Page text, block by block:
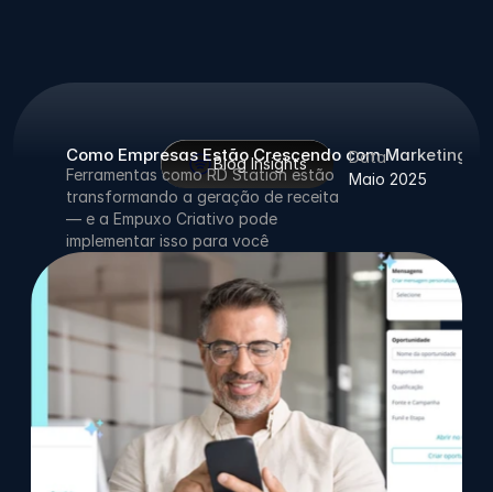
Blog Insights
Como Empresas Estão Crescendo com Marketing
Ferramentas como RD Station estão
transformando a geração de receita
— e a Empuxo Criativo pode
implementar isso para você
Data
Maio 2025